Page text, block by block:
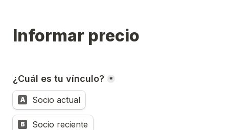
Informar precio
¿Cuál es tu vínculo? *
A Socio actual
B Socio reciente